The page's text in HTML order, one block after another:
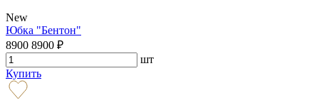
New
Юбка "Бентон"
8900 8900 ₽
шт
Купить